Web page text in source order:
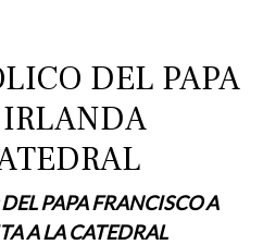
DEL PAPA
IRLANDA
PAPA FRANCISCO A
A LA CATEDRAL